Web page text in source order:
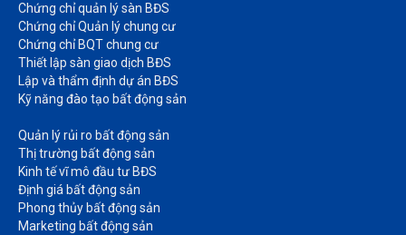
Chứng chỉ quản lý sàn BĐS
Chứng chỉ Quản lý chung cư​
Chứng chỉ BQT chung cư​
Thiết lập sàn giao dịch BĐS​
Lập và thẩm định dự án BĐS​
Kỹ năng đào tạo bất động sản​
Quản lý rủi ro bất động sản​
Thị trường bất động sản​
Kinh tế vĩ mô đầu tư BĐS​
Định giá bất động sản​
Phong thủy bất động sản​
Marketing bất động sản​